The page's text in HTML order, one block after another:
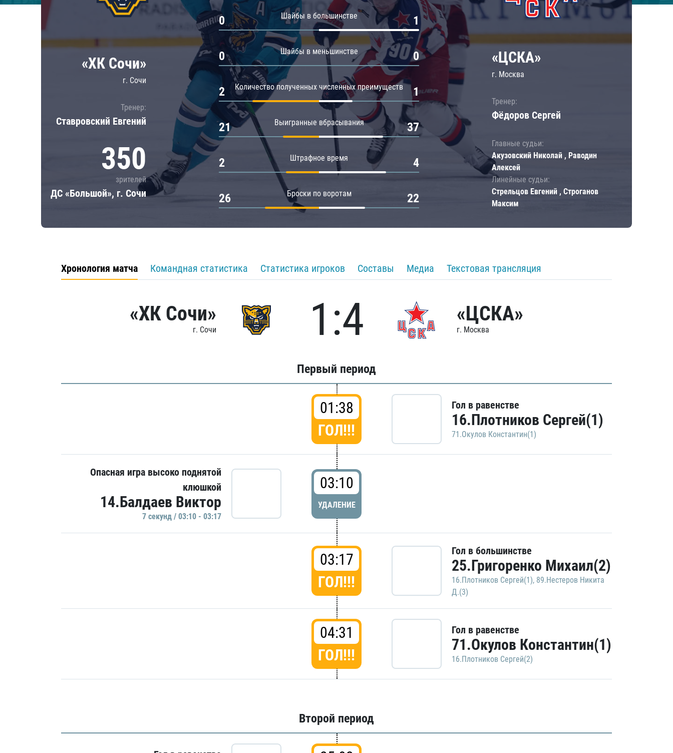
Локомотив
ЦСКА
Шанхайские Драконы
Амур
Барыс
Салават Юлаев
«ХК Сочи»
г. Сочи
Тренер:
Ставровский Евгений
350
зрителей
ДС «Большой», г. Сочи
Шайбы в большинстве
0 1
Шайбы в меньшинстве
0 0
Количество полученных численных преимуществ
2 1
Выигранные вбрасывания
21 37
Штрафное время
2 4
Броски по воротам
26 22
«ЦСКА»
г. Москва
Тренер:
Фёдоров Сергей
Главные судьи:
Акузовский Николай , Раводин
Алексей
Линейные судьи:
Стрельцов Евгений , Строганов
Максим
Хронология матча Командная статистика Статистика игроков Составы Медиа Текстовая трансляция
«ХК Сочи»
г. Сочи 1:4 «ЦСКА»
г. Москва
Первый период
01:38
ГОЛ!!!
Гол в равенстве
16.Плотников Сергей(1)
71.Окулов Константин(1)
Опасная игра высоко поднятой
клюшкой
14.Балдаев Виктор
7 секунд / 03:10 - 03:17
03:10
УДАЛЕНИЕ
03:17
ГОЛ!!!
Гол в большинстве
25.Григоренко Михаил(2)
16.Плотников Сергей(1), 89.Нестеров Никита
Д.(3)
04:31
ГОЛ!!!
Гол в равенстве
71.Окулов Константин(1)
16.Плотников Сергей(2)
Второй период